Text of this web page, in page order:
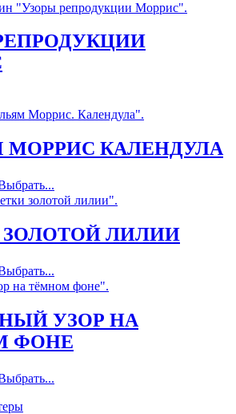
МОРРИС КАЛЕНДУЛА
ЗОЛОТОЙ ЛИЛИИ
УЗОР НА
ФОНЕ